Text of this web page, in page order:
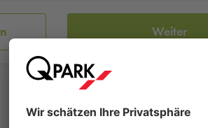
Weiter